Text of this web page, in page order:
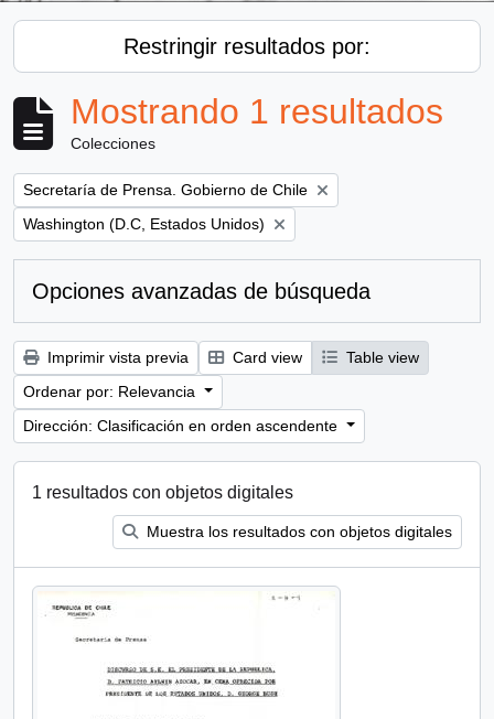
Restringir resultados por:
Mostrando 1 resultados
Colecciones
Remove filter:
Secretaría de Prensa. Gobierno de Chile
Remove filter:
Washington (D.C, Estados Unidos)
Opciones avanzadas de búsqueda
Imprimir vista previa Card view
Table view
Ordenar por: Relevancia
Dirección: Clasificación en orden ascendente
1 resultados con objetos digitales
Muestra los resultados con objetos digitales